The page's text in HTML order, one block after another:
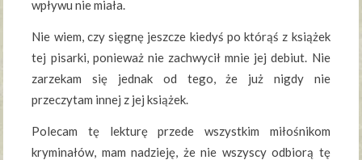
wpływu nie miała.
Nie wiem, czy sięgnę jeszcze kiedyś po którąś z książek
tej pisarki, ponieważ nie zachwycił mnie jej debiut. Nie
zarzekam się jednak od tego, że już nigdy nie
przeczytam innej z jej książek.
Polecam tę lekturę przede wszystkim miłośnikom
kryminałów, mam nadzieję, że nie wszyscy odbiorą tę